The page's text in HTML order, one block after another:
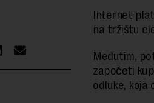
Internet
na tržištu
Međutim,
započeti
odluke, koja